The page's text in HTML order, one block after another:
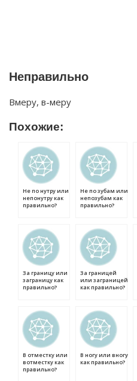
Неправильно
Вмеру, в-меру
Похожие:
Не по нутру или
непонутру как
правильно?
Не по зубам или
непозубам как
правильно?
За границу или
заграницу как
правильно?
За границей
или заграницей
как правильно?
В отместку или
вотместку как
правильно?
В ногу или вногу
как правильно?